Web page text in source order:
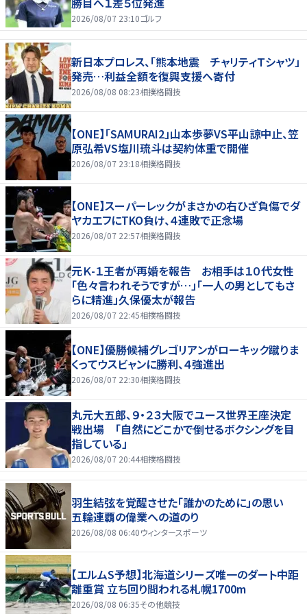
2026/08/07 23:10ゴルフ
新日本プロレス、「熊本地震 チャリティＴシャツ」
発売…利益全額を復興支援へ寄付
2026/08/08 08:23相撲格闘技
【ONE】「SAMURAI2」山本歩夢VS平山諒中止、笠
原弘希VS塩川琉斗は契約体重で開催
2026/08/07 23:18相撲格闘技
【ONE】スーパーレックがまさかの右ひざ負傷でダ
ヤカエフにTKO負け、４連敗で正念場
2026/08/07 22:57相撲格闘技
元Ｋ-１王者が再婚を報告 お相手は１０代女性
「色々言われそうですが…」「一人の男としてもさ
らに精進」久保優太が報告
2026/08/07 22:45相撲格闘技
【ONE】優勝候補グレゴリアンがローキック蹴りま
くってウスビャンに勝利、４強進出
2026/08/07 22:30相撲格闘技
丸元大五郎、９・２３大阪でユース世界王座決定
戦出場 「自然にどこかで倒せるボクシングを目
指している」
2026/08/07 20:44相撲格闘技
羽生結弦を覚醒させた「誰かのために」の思い
五輪連覇の偉業への道のり
2026/08/08 06:40ウィンタースポーツ
【エルムS予想】北海道シリーズ唯一のダート中距
離重賞 立ち回り問われる札幌1700m
2026/08/08 06:35その他競技